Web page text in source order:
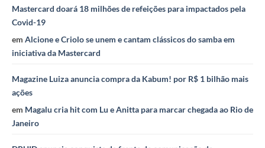
Mastercard doará 18 milhões de refeições para impactados pela
Covid-19
em Alcione e Criolo se unem e cantam clássicos do samba em
iniciativa da Mastercard
Magazine Luiza anuncia compra da Kabum! por R$ 1 bilhão mais
ações
em Magalu cria hit com Lu e Anitta para marcar chegada ao Rio de
Janeiro